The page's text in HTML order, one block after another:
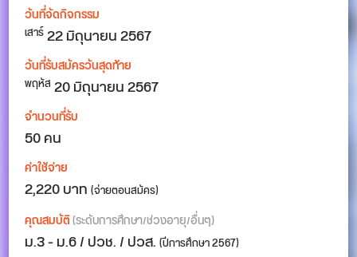
วันที่จัดกิจกรรม
เสาร์22มิถุนายน 2567
วันที่รับสมัครวันสุดท้าย
พฤหัส 20 มิถุนายน 2567
จำนวนที่รับ
50 คน
ค่าใช้จ่าย
2,220 บาท(จ่ายตอนสมัคร)
คุณสมบัติ(ระดับการศึกษา/ช่วงอายุ/อื่นๆ)
ม.3 - ม.6 / ปวช. / ปวส.(ปีการศึกษา 2567)